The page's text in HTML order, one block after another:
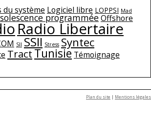
du système Logiciel libre LOPPSI Mad
programméeOffshore
Radio Libertaire
SII SSII Stress Syntec
TractTunisie Témoignage
Plan du site | Mentions légales